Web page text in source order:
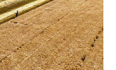
青海 宁夏
黑龙江